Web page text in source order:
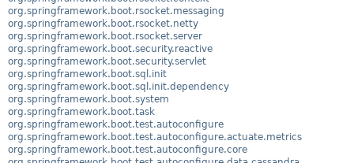
org.springframework.boot.rsocket.messaging
org.springframework.boot.rsocket.netty
org.springframework.boot.rsocket.server
org.springframework.boot.security.reactive
org.springframework.boot.security.servlet
org.springframework.boot.sql.init
org.springframework.boot.sql.init.dependency
org.springframework.boot.system
org.springframework.boot.task
org.springframework.boot.test.autoconfigure
org.springframework.boot.test.autoconfigure.actuate.metrics
org.springframework.boot.test.autoconfigure.core